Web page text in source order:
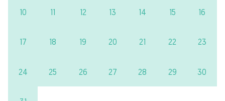
10 11 12 13 14 15 16
17 18 19 20 21 22 23
24 25 26 27 28 29 30